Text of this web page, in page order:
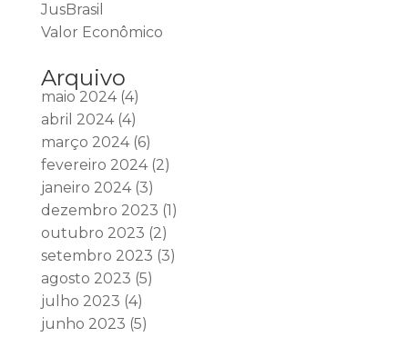
JusBrasil
Valor Econômico
Arquivo
maio 2024(4)
abril 2024(4)
março 2024(6)
fevereiro 2024(2)
janeiro 2024(3)
dezembro 2023 (1)
outubro 2023 (2)
setembro 2023 (3)
agosto 2023 (5)
julho 2023 (4)
junho 2023 (5)